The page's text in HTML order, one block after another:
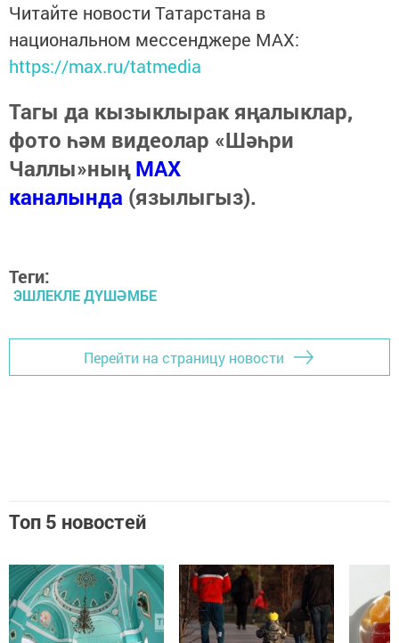
Читайте новости Татарстана в
национальном мессенджере MАХ:
https://max.ru/tatmedia
Тагы да кызыклырак яңалыклар,
фото һәм видеолар «Шәһри
Чаллы»ныңMAX
каналында (язылыгыз).
Теги:
ЭШЛЕКЛЕ ДҮШӘМБЕ
Перейти на страницу новости
Топ 5 новостей